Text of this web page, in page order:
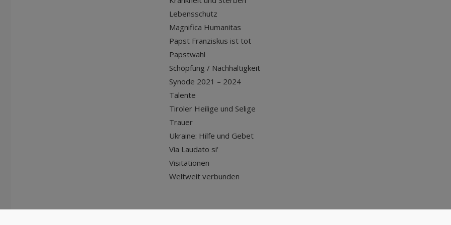
Lebensschutz
Magnifica Humanitas
Papst Franziskus ist tot
Papstwahl
Schöpfung / Nachhaltigkeit
Synode 2021 – 2024
Talente
Tiroler Heilige und Selige
Trauer
Ukraine: Hilfe und Gebet
Via Laudato si'
Visitationen
Weltweit verbunden